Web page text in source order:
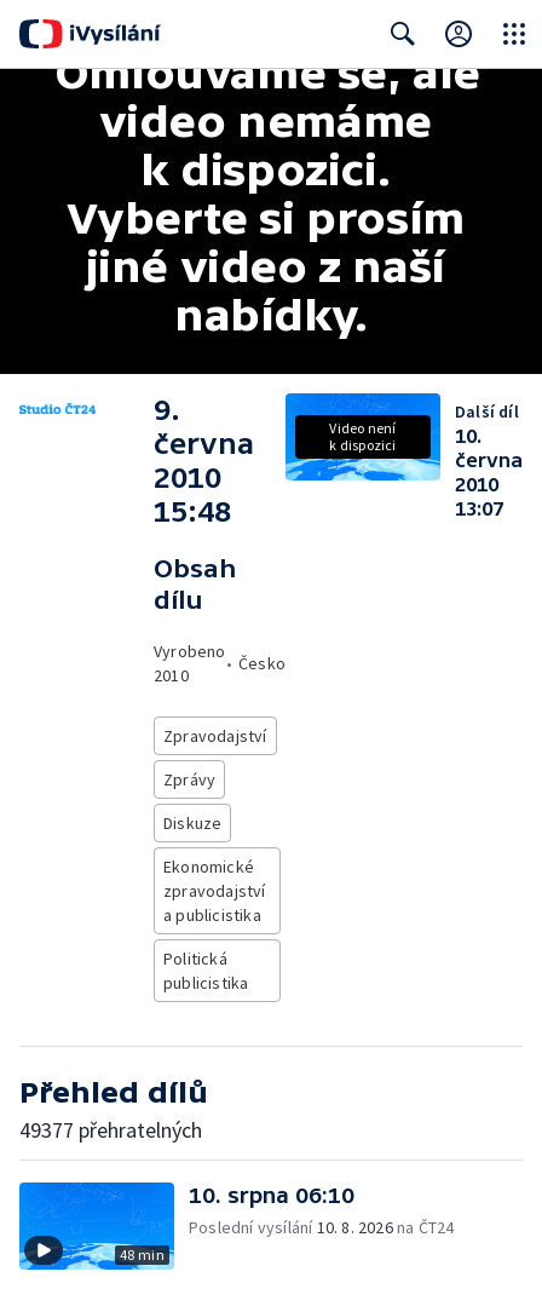
Search
Omlouváme se, ale
video nemáme
k dispozici.
Vyberte si prosím
jiné video z naší
nabídky.
9.
června
2010
15:48
Obsah
dílu
Vyrobeno
2010
• Česko
Zpravodajství
Zprávy
Diskuze
Ekonomické
zpravodajství
a publicistika
Politická
publicistika
Video není
k dispozici
Další díl
10.
června
2010
13:07
Přehled dílů
49377 přehratelných
48 min
10. srpna 06:10
Poslední vysílání10. 8. 2026na ČT24